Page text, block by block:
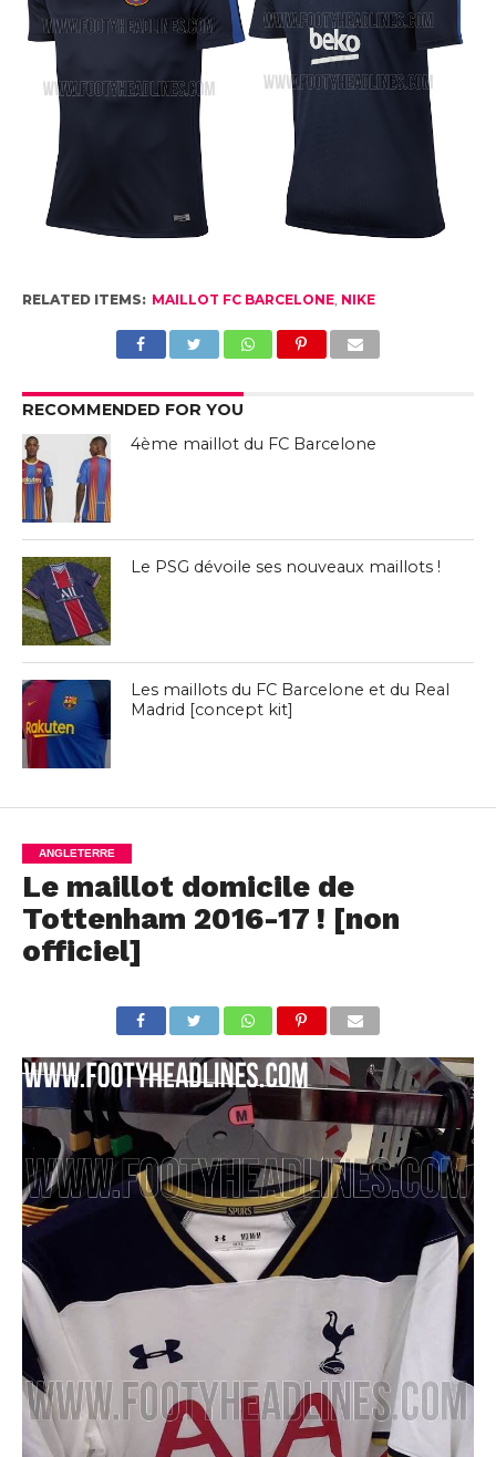
RELATED ITEMS: MAILLOT FC BARCELONE, NIKE
RECOMMENDED FOR YOU
4ème maillot du FC Barcelone
Le PSG dévoile ses nouveaux maillots !
Les maillots du FC Barcelone et du Real
Madrid [concept kit]
ANGLETERRE
Le maillot domicile de
Tottenham 2016-17 ! [non
officiel]